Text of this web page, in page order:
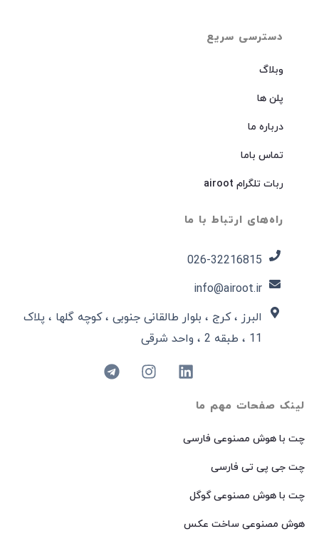
لینک صفحات مهم ما
چت با هوش مصنوعی فارسی
چت جی پی تی فارسی
چت با هوش مصنوعی گوگل
هوش مصنوعی ساخت عکس
دسترسی سریع
وبلاگ
پلن ها
درباره ما
تماس باما
ربات تلگرام airoot
راه‌های ارتباط با ما
026-32216815​
info@airoot.ir
البرز ، کرج ، بلوار طالقانی جنوبی ، کوچه گلها ، پلاک
11 ، طبقه 2 ، واحد شرقی